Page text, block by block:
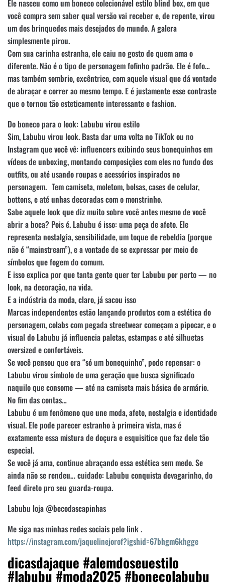
Ele nasceu como um boneco colecionável estilo blind box, em que
você compra sem saber qual versão vai receber e, de repente, virou
um dos brinquedos mais desejados do mundo. A galera
simplesmente pirou.
Com sua carinha estranha, ele caiu no gosto de quem ama o
diferente. Não é o tipo de personagem fofinho padrão. Ele é fofo…
mas também sombrio, excêntrico, com aquele visual que dá vontade
de abraçar e correr ao mesmo tempo. E é justamente esse contraste
que o tornou tão esteticamente interessante e fashion.
Do boneco para o look: Labubu virou estilo
Sim, Labubu virou look. Basta dar uma volta no TikTok ou no
Instagram que você vê: influencers exibindo seus bonequinhos em
vídeos de unboxing, montando composições com eles no fundo dos
outfits, ou até usando roupas e acessórios inspirados no
personagem. Tem camiseta, moletom, bolsas, cases de celular,
bottons, e até unhas decoradas com o monstrinho.
Sabe aquele look que diz muito sobre você antes mesmo de você
abrir a boca? Pois é. Labubu é isso: uma peça de afeto. Ele
representa nostalgia, sensibilidade, um toque de rebeldia (porque
não é “mainstream”), e a vontade de se expressar por meio de
símbolos que fogem do comum.
E isso explica por que tanta gente quer ter Labubu por perto — no
look, na decoração, na vida.
E a indústria da moda, claro, já sacou isso
Marcas independentes estão lançando produtos com a estética do
personagem, colabs com pegada streetwear começam a pipocar, e o
visual do Labubu já influencia paletas, estampas e até silhuetas
oversized e confortáveis.
Se você pensou que era “só um bonequinho”, pode repensar: o
Labubu virou símbolo de uma geração que busca significado
naquilo que consome — até na camiseta mais básica do armário.
No fim das contas…
Labubu é um fenômeno que une moda, afeto, nostalgia e identidade
visual. Ele pode parecer estranho à primeira vista, mas é
exatamente essa mistura de doçura e esquisitice que faz dele tão
especial.
Se você já ama, continue abraçando essa estética sem medo. Se
ainda não se rendeu… cuidado: Labubu conquista devagarinho, do
feed direto pro seu guarda-roupa.
Labubu loja @becodascapinhas
Me siga nas minhas redes sociais pelo link .
https://instagram.com/jaquelinejorof?igshid=67bhgm6khgge
dicasdajaque #alemdoseuestilo
#labubu #moda2025 #bonecolabubu